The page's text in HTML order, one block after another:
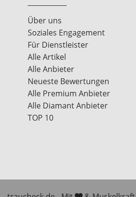
Über uns
Soziales Engagement
Für Dienstleister
Alle Artikel
Alle Anbieter
Neueste Bewertungen
Alle Premium Anbieter
Alle Diamant Anbieter
TOP 10